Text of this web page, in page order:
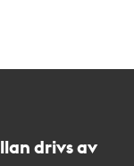
drivs av